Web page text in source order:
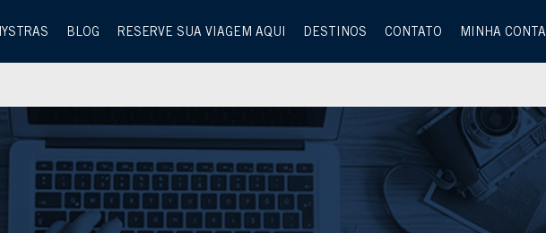
BLOG RESERVE SUA VIAGEM AQUI DESTINOS CONTATO MINHA CONTA